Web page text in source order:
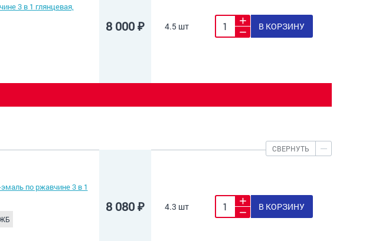
3 в 1 глянцевая,
8 000 ₽ 4.5 шт В КОРЗИНУ
СВЕРНУТЬ
по ржавчине 3 в 1
8 080 ₽ 4.3 шт В КОРЗИНУ